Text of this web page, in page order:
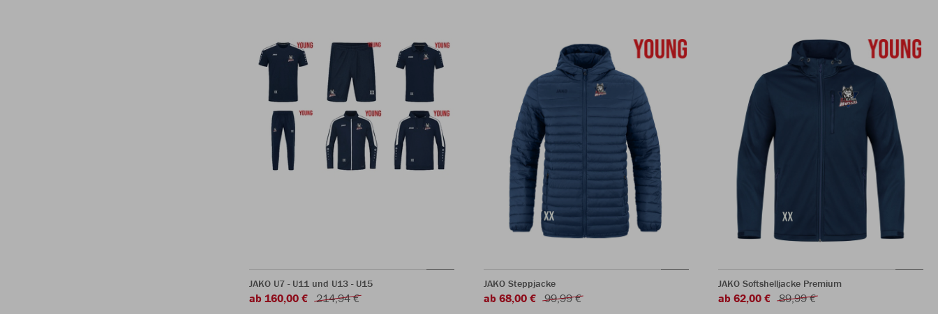
JAKO U7 - U11 und U13 - U15
ab 160,00 € 214,94 €
JAKO Steppjacke
ab 68,00 € 99,99 €
JAKO Softshelljacke Premium
ab 62,00 € 89,99 €